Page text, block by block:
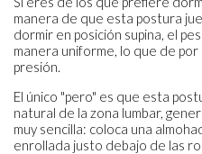
manera de que esta postura
dormir en posición supina, el
manera uniforme, lo que de
presión.
El único "pero" es que esta
natural de la zona lumbar,
muy sencilla: coloca una
enrollada justo debajo de las